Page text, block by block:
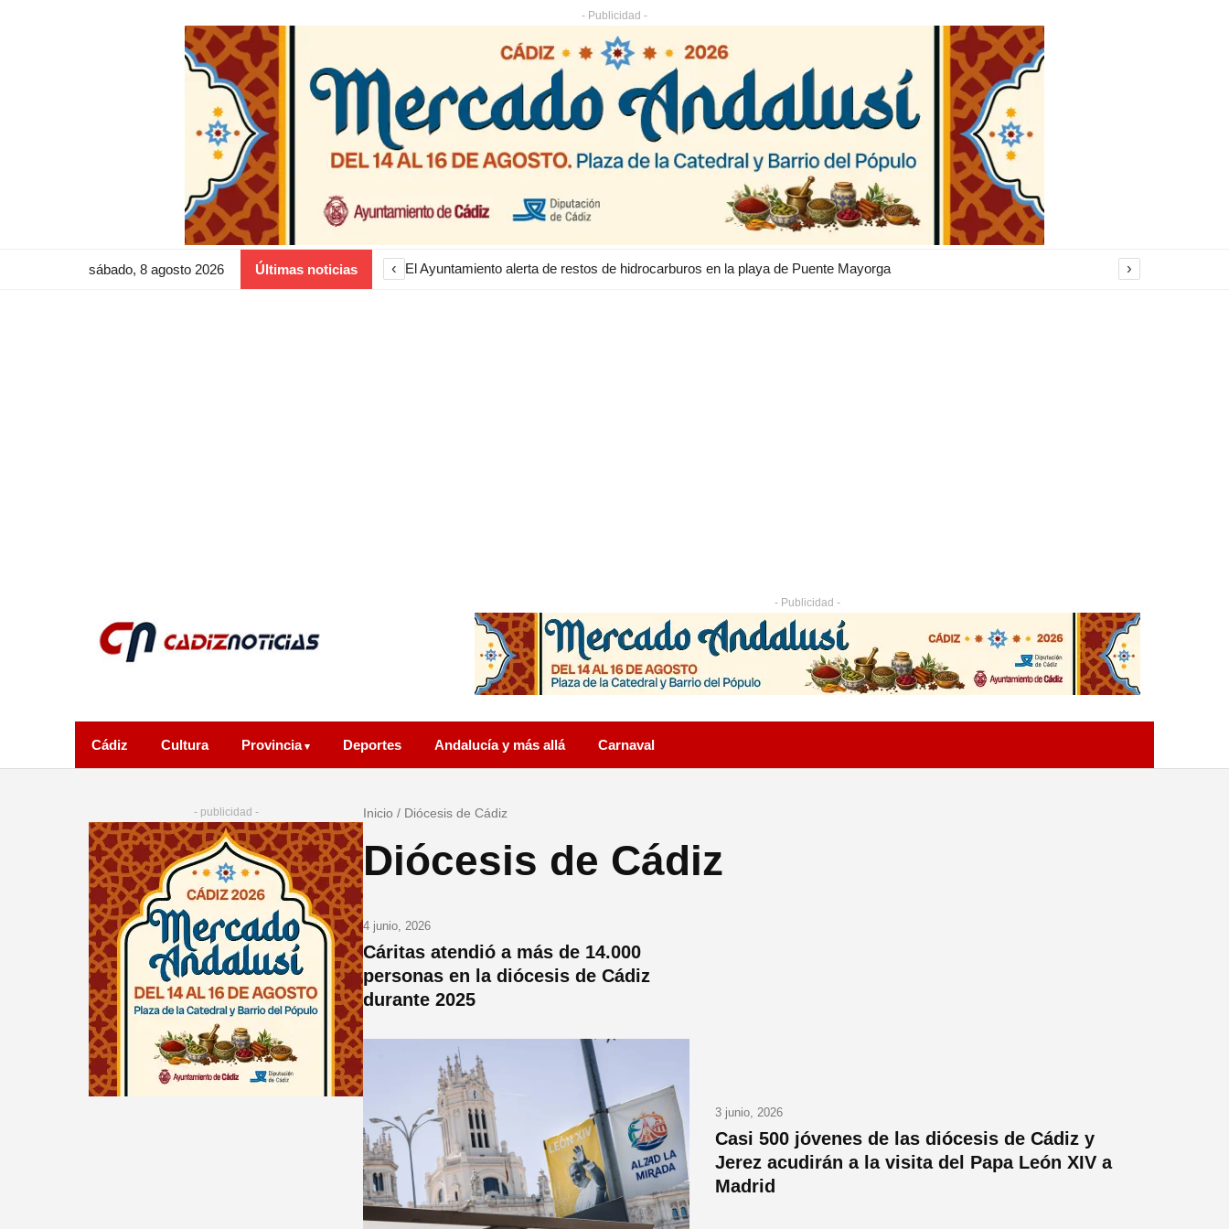
- Publicidad -
sábado, 8 agosto 2026 Últimas noticias ‹ ›
- Publicidad -
Cádiz Cultura Provincia Deportes Andalucía y más allá Carnaval
- publicidad - Inicio / Diócesis de Cádiz
Diócesis de Cádiz
4 junio, 2026
Cáritas atendió a más de 14.000
personas en la diócesis de Cádiz
durante 2025
3 junio, 2026
Casi 500 jóvenes de las diócesis de Cádiz y
Jerez acudirán a la visita del Papa León XIV a
Madrid